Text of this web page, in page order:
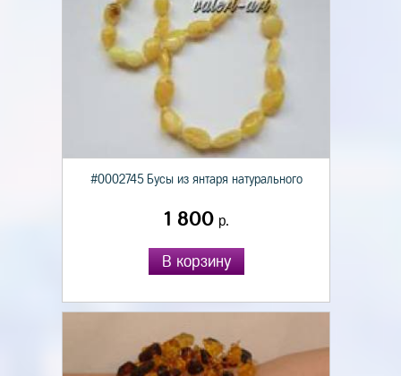
#0002745 Бусы из янтаря натурального
1 800р.
В корзину